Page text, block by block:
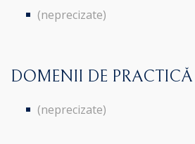
(neprecizate)
DOMENII DE PRACTICĂ
(neprecizate)